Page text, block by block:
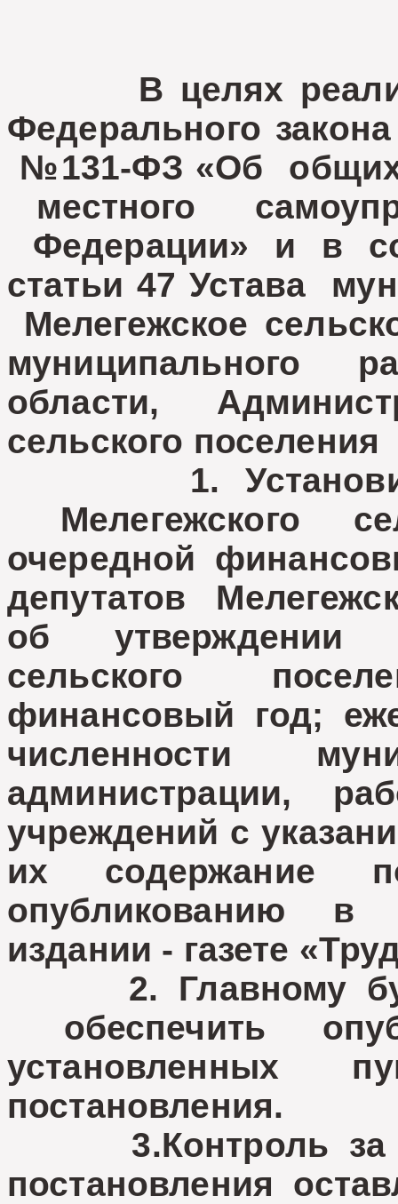
В целях
Федерального
№131-ФЗ «Об общих
местного
Федерации» и в
статьи 47 Устава
Мелегежское
муниципального
области,
сельского
1. Установить,
Мелегежского
очередной
депутатов
об утверждении
сельского
финансовый год;
численности
администрации,
учреждений с
их содержание
опубликованию в
издании - газете
2. Главному
обеспечить
установленных
постановления.
3.Контроль за
постановления